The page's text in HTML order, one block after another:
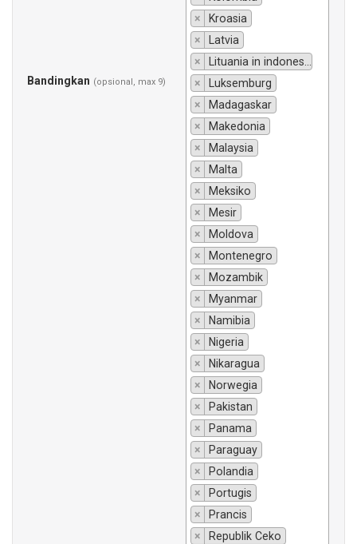
Bandingkan (opsional, max 9)
×
Kroasia
×
Latvia
×
Lituania in indonesiano si traduce "Lituania".
×
Luksemburg
×
Madagaskar
×
Makedonia
×
Malaysia
×
Malta
×
Meksiko
×
Mesir
×
Moldova
×
Montenegro
×
Mozambik
×
Myanmar
×
Namibia
×
Nigeria
×
Nikaragua
×
Norwegia
×
Pakistan
×
Panama
×
Paraguay
×
Polandia
×
Portugis
×
Prancis
×
Republik Ceko